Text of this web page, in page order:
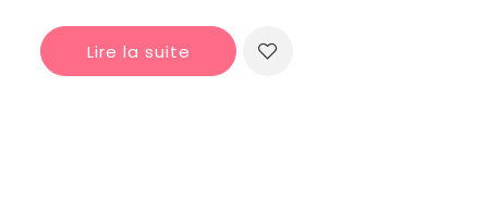
Lire la suite